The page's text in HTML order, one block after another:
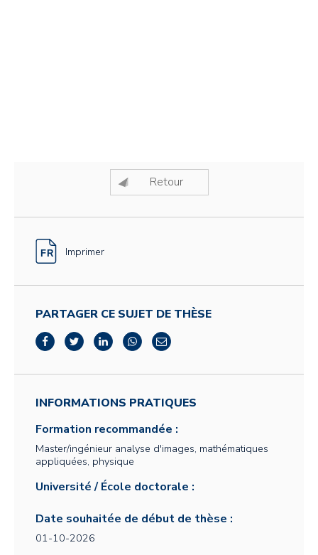
Retour
Imprimer
PARTAGER CE SUJET DE THÈSE
INFORMATIONS PRATIQUES
Formation recommandée :
Master/ingénieur analyse d'images, mathématiques
appliquées, physique
Université / École doctorale :
Date souhaitée de début de thèse :
01-10-2026